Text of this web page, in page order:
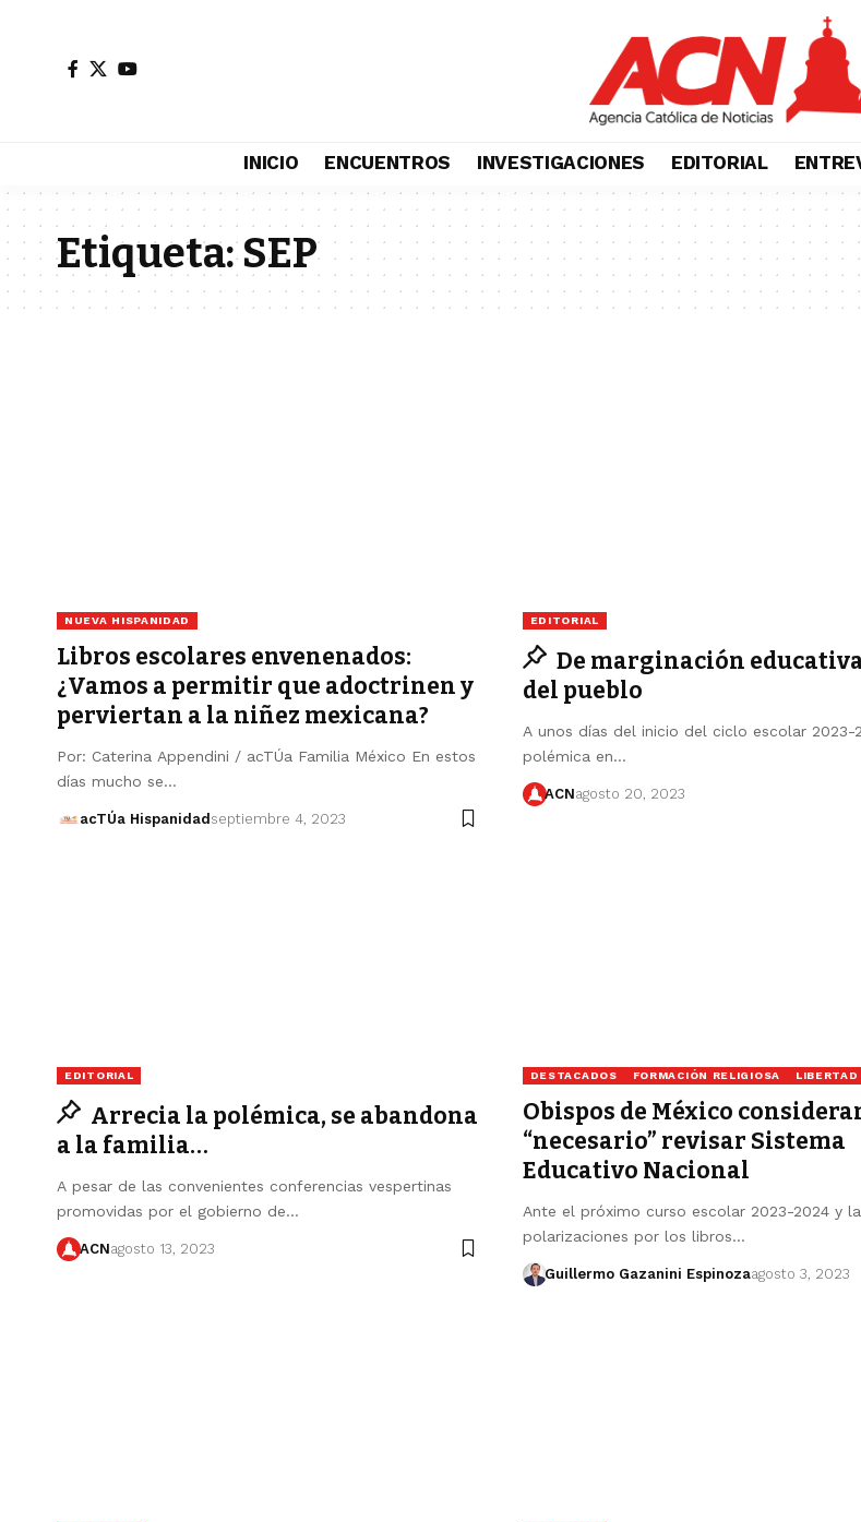
INICIO ENCUENTROS INVESTIGACIONES EDITORIAL
Etiqueta:SEP
NUEVA HISPANIDAD
Libros escolares envenenados:
¿Vamos a permitir que adoctrinen y
perviertan a la niñez mexicana?
Por: Caterina Appendini / acTÚa Familia México En estos
días mucho se…
acTÚa Hispanidad septiembre 4, 2023
EDITORIAL
De marginación
del pueblo
A unos días del inicio del ciclo escolar 2023-
polémica en…
ACNagosto 20, 2023
EDITORIAL
Arrecia la polémica, se abandona
a la familia…
A pesar de las convenientes conferencias vespertinas
promovidas por el gobierno de…
ACNagosto 13, 2023
DESTACADOS FORMACIÓN RELIGIOSA LIBERTAD
Obispos de México
“necesario” revisar Sistema
Educativo Nacional
Ante el próximo curso escolar 2023-2024 y
polarizaciones por los libros…
Guillermo Gazanini Espinozaagosto 3, 2023